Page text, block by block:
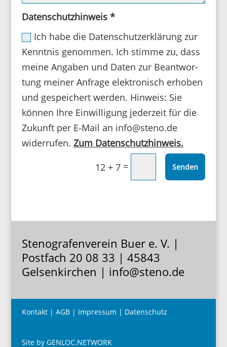
Daten­schutz­hin­weis *
Ich habe die Daten­schutz­er­klä­rung zur
Kenntnis genommen. Ich stimme zu, dass
meine Angaben und Daten zur Beant­wor­
tung meiner Anfrage elek­tro­nisch erhoben
und gespei­chert werden. Hinweis: Sie
können Ihre Einwil­li­gung jeder­zeit für die
Zukunft per E‑Mail an info@steno.de
wider­rufen. Zum Daten­schutz­hin­weis.
12 + 7 = Senden
Stenografenverein Buer e. V. |
Postfach 20 08 33 | 45843
Gelsenkirchen | info@steno.de
Kontakt| AGB| Impressum | Datenschutz
Site by GENLOC.NETWORK